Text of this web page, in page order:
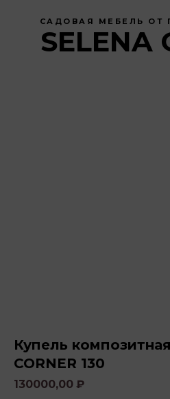
САДОВАЯ МЕБЕЛЬ ОТ
SELENA
Купель
CORNER 130
130000,00 ₽